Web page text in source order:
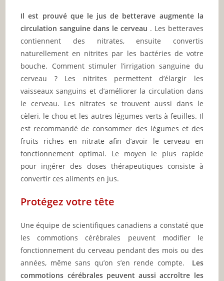
Il est prouvé que le jus de betterave augmente la
circulation sanguine dans le cerveau . Les betteraves
contiennent des nitrates, ensuite convertis
naturellement en nitrites par les bactéries de votre
bouche. Comment stimuler l’irrigation sanguine du
cerveau ? Les nitrites permettent d’élargir les
vaisseaux sanguins et d’améliorer la circulation dans
le cerveau. Les nitrates se trouvent aussi dans le
cèleri, le chou et les autres légumes verts à feuilles. Il
est recommandé de consommer des légumes et des
fruits riches en nitrate afin d’avoir le cerveau en
fonctionnement optimal. Le moyen le plus rapide
pour ingérer des doses thérapeutiques consiste à
convertir ces aliments en jus.
Protégez votre tête
Une équipe de scientifiques canadiens a constaté que
les commotions cérébrales peuvent modifier le
fonctionnement du cerveau pendant des mois ou des
années, même sans qu’on s’en rende compte. Les
commotions cérébrales peuvent aussi accroître les